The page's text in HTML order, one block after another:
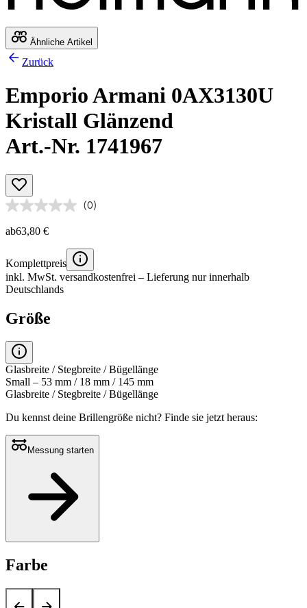
Ähnliche Artikel
Zurück
Emporio Armani 0AX3130U
Kristall Glänzend
Art.-Nr. 1741967
(0)
ab63,80 €
Komplettpreis
inkl. MwSt. versandkostenfrei – Lieferung nur innerhalb
Deutschlands
Größe
Glasbreite / Stegbreite / Bügellänge
Small – 53 mm / 18 mm / 145 mm
Glasbreite / Stegbreite / Bügellänge
Du kennst deine Brillengröße nicht? Finde sie jetzt heraus:
Messung starten
Farbe